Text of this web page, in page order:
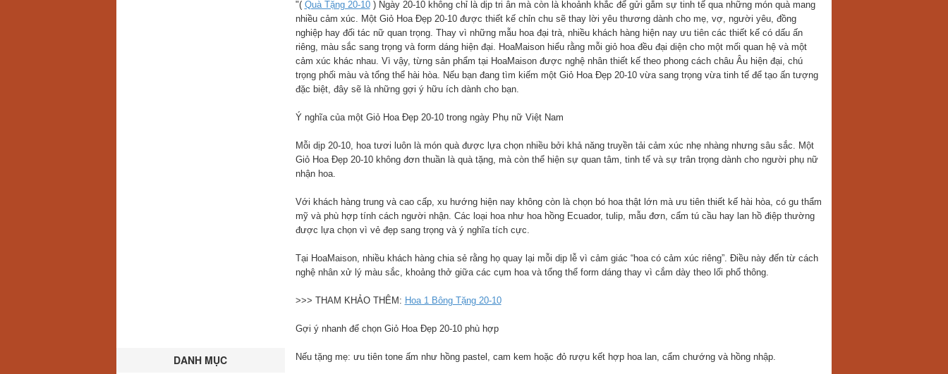
DANH MỤC
"( Quà Tặng 20-10) Ngày 20-10 không chỉ là dịp tri ân mà còn là khoảnh khắc để gửi gắm sự tinh tế qua những món quà mang
nhiều cảm xúc. Một Giỏ Hoa Đẹp 20-10 được thiết kế chỉn chu sẽ thay lời yêu thương dành cho mẹ, vợ, người yêu, đồng
nghiệp hay đối tác nữ quan trọng. Thay vì những mẫu hoa đại trà, nhiều khách hàng hiện nay ưu tiên các thiết kế có dấu ấn
riêng, màu sắc sang trọng và form dáng hiện đại. HoaMaison hiểu rằng mỗi giỏ hoa đều đại diện cho một mối quan hệ và một
cảm xúc khác nhau. Vì vậy, từng sản phẩm tại HoaMaison được nghệ nhân thiết kế theo phong cách châu Âu hiện đại, chú
trọng phối màu và tổng thể hài hòa. Nếu bạn đang tìm kiếm một Giỏ Hoa Đẹp 20-10 vừa sang trọng vừa tinh tế để tạo ấn tượng
đặc biệt, đây sẽ là những gợi ý hữu ích dành cho bạn.
Ý nghĩa của một Giỏ Hoa Đẹp 20-10 trong ngày Phụ nữ Việt Nam
Mỗi dịp 20-10, hoa tươi luôn là món quà được lựa chọn nhiều bởi khả năng truyền tải cảm xúc nhẹ nhàng nhưng sâu sắc. Một
Giỏ Hoa Đẹp 20-10 không đơn thuần là quà tặng, mà còn thể hiện sự quan tâm, tinh tế và sự trân trọng dành cho người phụ nữ
nhận hoa.
Với khách hàng trung và cao cấp, xu hướng hiện nay không còn là chọn bó hoa thật lớn mà ưu tiên thiết kế hài hòa, có gu thẩm
mỹ và phù hợp tính cách người nhận. Các loại hoa như hoa hồng Ecuador, tulip, mẫu đơn, cẩm tú cầu hay lan hồ điệp thường
được lựa chọn vì vẻ đẹp sang trọng và ý nghĩa tích cực.
Tại HoaMaison, nhiều khách hàng chia sẻ rằng họ quay lại mỗi dịp lễ vì cảm giác “hoa có cảm xúc riêng”. Điều này đến từ cách
nghệ nhân xử lý màu sắc, khoảng thở giữa các cụm hoa và tổng thể form dáng thay vì cắm dày theo lối phổ thông.
>>> THAM KHẢO THÊM: Hoa 1 Bông Tặng 20-10
Gợi ý nhanh để chọn Giỏ Hoa Đẹp 20-10 phù hợp
Nếu tặng mẹ: ưu tiên tone ấm như hồng pastel, cam kem hoặc đỏ rượu kết hợp hoa lan, cẩm chướng và hồng nhập.